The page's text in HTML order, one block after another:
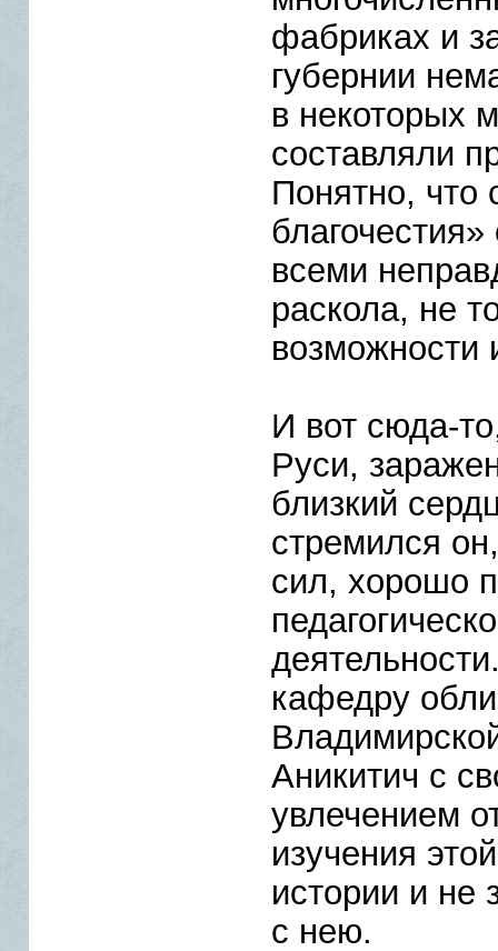
фабриках и
губернии
в некоторых
составляли
Понятно, что
всеми
раскола, не
возможности
И вот сюда-
Руси,
близкий
стремился
сил, хорошо
кафедру
Аникитич с
увлечением
изучения
истории и не
с нею.